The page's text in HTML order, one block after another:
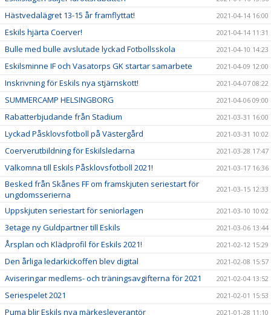
Hästvedalägret 13-15 år framflyttat! 2021-04-14 16:00
Eskils hjärta Coerver! 2021-04-14 11:31
Bulle med bulle avslutade lyckad Fotbollsskola 2021-04-10 14:23
Eskilsminne IF och Vasatorps GK startar samarbete 2021-04-09 12:00
Inskrivning för Eskils nya stjärnskott! 2021-04-07 08:22
SUMMERCAMP HELSINGBORG 2021-04-06 09:00
Rabatterbjudande från Stadium 2021-03-31 16:00
Lyckad Påsklovsfotboll på Västergård 2021-03-31 10:02
Coerverutbildning för Eskilsledarna 2021-03-28 17:47
Välkomna till Eskils Påsklovsfotboll 2021! 2021-03-17 16:36
Besked från Skånes FF om framskjuten seriestart för
ungdomsserierna
2021-03-15 12:33
Uppskjuten seriestart för seniorlagen 2021-03-10 10:02
3etage ny Guldpartner till Eskils 2021-03-06 13:44
Årsplan och Klädprofil för Eskils 2021! 2021-02-12 15:29
Den årliga ledarkickoffen blev digital 2021-02-08 15:57
Aviseringar medlems- och träningsavgifterna för 2021 2021-02-04 13:52
Seriespelet 2021 2021-02-01 15:53
Puma blir Eskils nya märkesleverantör 2021-01-28 11:10